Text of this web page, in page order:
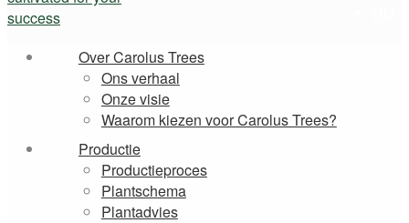
Over Carolus Trees
Ons verhaal
Onze visie
Waarom kiezen voor Carolus Trees?
Productie
Productieproces
Plantschema
Plantadvies